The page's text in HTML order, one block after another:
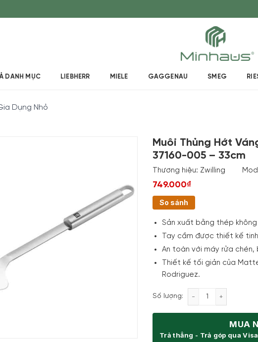
DANH MỤC LIEBHERR MIELE GAGGENAU SMEG
Dụng Nhỏ
Muôi Thủng Hớt
37160-005 – 33cm
Thương hiệu: Zwilling
749.000₫
So sánh
Sản xuất bằng thép
Tay cầm được thiết kế
An toàn với máy rửa chén,
Thiết kế tối giản của
Rodriguez.
Số lượng: Muôi Thủng Hớt
MUA
Trả thẳng - Trả góp qua